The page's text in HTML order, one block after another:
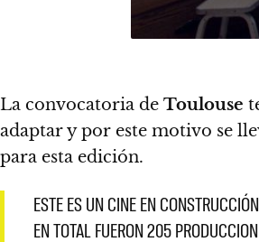
La convocatoria de Toulouse
adaptar y por este motivo se
para esta edición.
ESTE ES UN CINE EN
EN TOTAL FUERON 205